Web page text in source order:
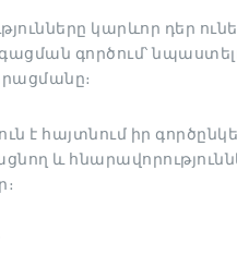
կարևոր դեր
գործում՝
է հայտնում իր
և